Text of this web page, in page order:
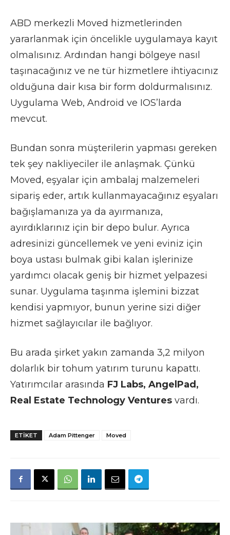
ABD merkezli Moved hizmetlerinden
yararlanmak için öncelikle uygulamaya kayıt
olmalısınız. Ardından hangi bölgeye nasıl
taşınacağınız ve ne tür hizmetlere ihtiyacınız
olduğuna dair kısa bir form doldurmalısınız.
Uygulama Web, Android ve IOS’larda
mevcut.
Bundan sonra müşterilerin yapması gereken
tek şey nakliyeciler ile anlaşmak. Çünkü
Moved, eşyalar için ambalaj malzemeleri
sipariş eder, artık kullanmayacağınız eşyaları
bağışlamanıza ya da ayırmanıza,
ayırdıklarınız için bir depo bulur. Ayrıca
adresinizi güncellemek ve yeni eviniz için
boya ustası bulmak gibi kalan işlerinize
yardımcı olacak geniş bir hizmet yelpazesi
sunar. Uygulama taşınma işlemini bizzat
kendisi yapmıyor, bunun yerine sizi diğer
hizmet sağlayıcılar ile bağlıyor.
Bu arada şirket yakın zamanda 3,2 milyon
dolarlık bir tohum yatırım turunu kapattı.
Yatırımcılar arasında FJ Labs, AngelPad,
Real Estate Technology Ventures vardı.
ETIKET Adam Pittenger Moved